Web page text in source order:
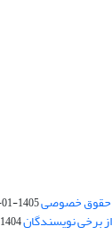
حقوق خصوصی1405-01-01
برخی نویسندگان1404-03-20